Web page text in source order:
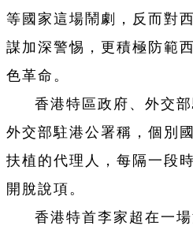
等國家這場鬧劇，反而對
謀加深警惕，更積極防範
色革命。
香港特區政府、外交
外交部駐港公署稱，個別
扶植的代理人，每隔一段
開脫說項。
香港特首李家超在一